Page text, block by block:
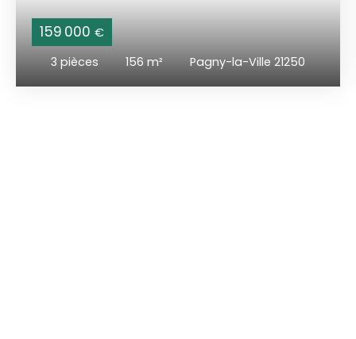
159 000 €
3 pièces 156 m² Pagny-la-Ville 21250